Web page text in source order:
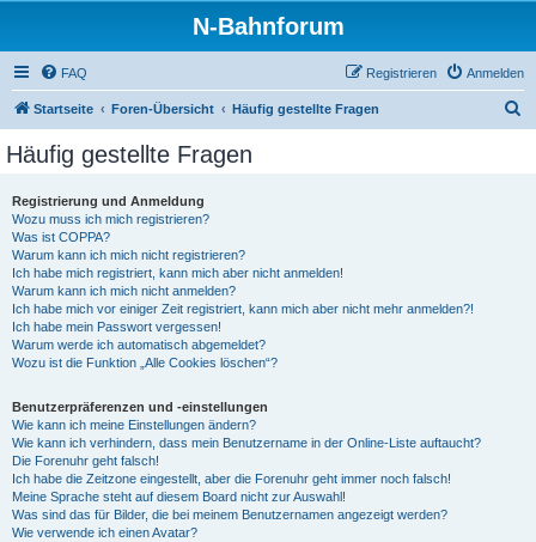
N-Bahnforum
FAQ Anmelden
Registrieren
Startseite Foren-Übersicht Häufig gestellte Fragen
Häufig gestellte Fragen
Registrierung und Anmeldung
Wozu muss ich mich registrieren?
Was ist COPPA?
Warum kann ich mich nicht registrieren?
Ich habe mich registriert, kann mich aber nicht anmelden!
Warum kann ich mich nicht anmelden?
Ich habe mich vor einiger Zeit registriert, kann mich aber nicht mehr anmelden?!
Ich habe mein Passwort vergessen!
Warum werde ich automatisch abgemeldet?
Wozu ist die Funktion „Alle Cookies löschen“?
Benutzerpräferenzen und -einstellungen
Wie kann ich meine Einstellungen ändern?
Wie kann ich verhindern, dass mein Benutzername in der Online-Liste auftaucht?
Die Forenuhr geht falsch!
Ich habe die Zeitzone eingestellt, aber die Forenuhr geht immer noch falsch!
Meine Sprache steht auf diesem Board nicht zur Auswahl!
Was sind das für Bilder, die bei meinem Benutzernamen angezeigt werden?
Wie verwende ich einen Avatar?